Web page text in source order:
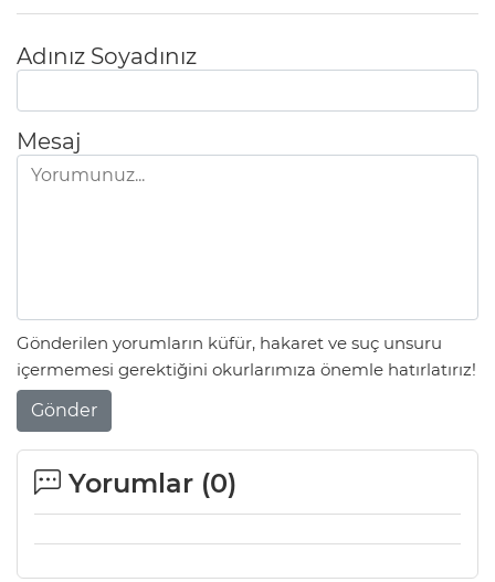
Adınız Soyadınız
Mesaj
Gönderilen yorumların küfür, hakaret ve suç unsuru
içermemesi gerektiğini okurlarımıza önemle hatırlatırız!
Gönder
Yorumlar (0)